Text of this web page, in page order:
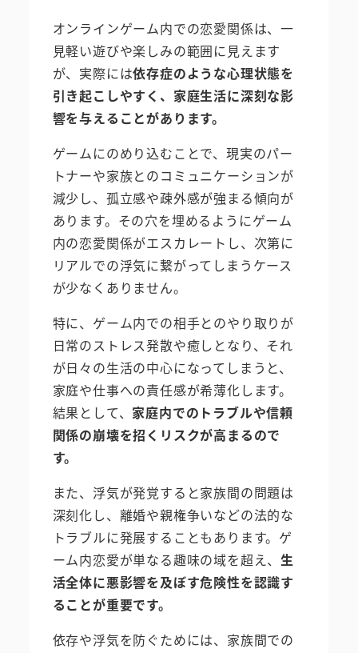
オンラインゲーム内での恋愛関係は、一
見軽い遊びや楽しみの範囲に見えます
が、実際には依存症のような心理状態を
引き起こしやすく、家庭生活に深刻な影
響を与えることがあります。
ゲームにのめり込むことで、現実のパー
トナーや家族とのコミュニケーションが
減少し、孤立感や疎外感が強まる傾向が
あります。その穴を埋めるようにゲーム
内の恋愛関係がエスカレートし、次第に
リアルでの浮気に繋がってしまうケース
が少なくありません。
特に、ゲーム内での相手とのやり取りが
日常のストレス発散や癒しとなり、それ
が日々の生活の中心になってしまうと、
家庭や仕事への責任感が希薄化します。
結果として、 家庭内でのトラブルや信頼
関係の崩壊を招くリスクが高まるので
す。
また、浮気が発覚すると家族間の問題は
深刻化し、離婚や親権争いなどの法的な
トラブルに発展することもあります。ゲ
ーム内恋愛が単なる趣味の域を超え、生
活全体に悪影響を及ぼす危険性を認識す
ることが重要です。
依存や浮気を防ぐためには、家族間での